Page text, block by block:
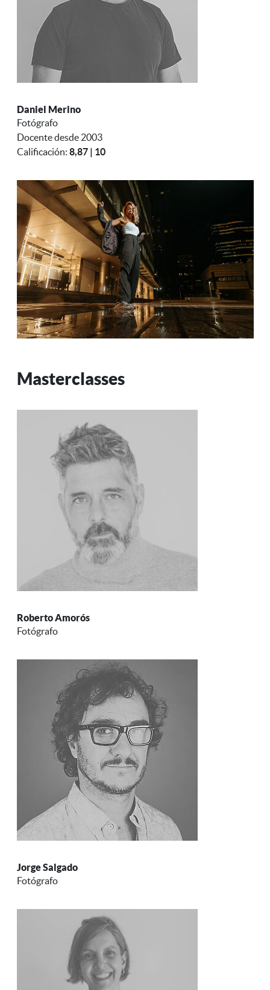
Daniel Merino
Fotógrafo
Docente desde 2003
Calificación: 8,87 | 10
Masterclasses
Roberto Amorós
Fotógrafo
Jorge Salgado
Fotógrafo